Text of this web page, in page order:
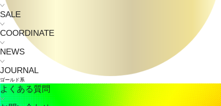
SALE
COORDINATE
NEWS
JOURNAL
よくある質問
ゴールド系